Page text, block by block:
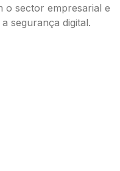
o sector empresarial e
segurança digital.